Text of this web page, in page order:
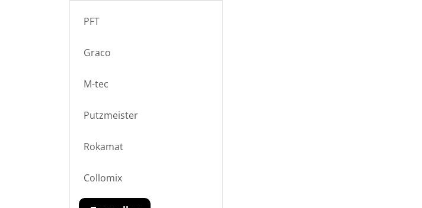
PFT
Graco
M-tec
Putzmeister
Rokamat
Collomix